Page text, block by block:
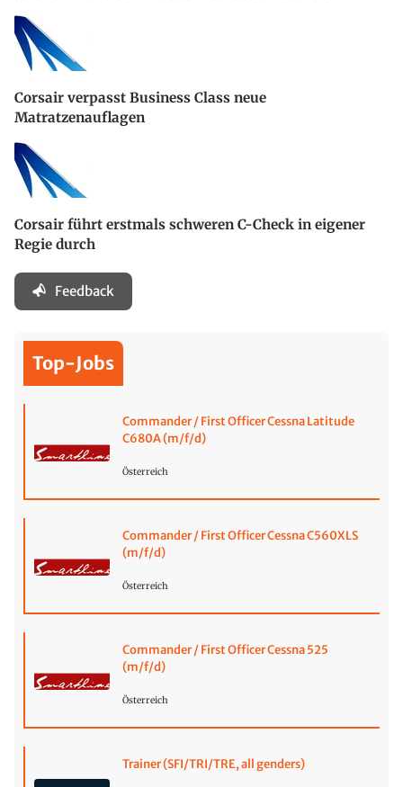
Corsair verpasst Business Class neue
Matratzenauflagen
Corsair führt erstmals schweren C-Check in eigener
Regie durch
Feedback
Top-Jobs
Commander / First Officer Cessna Latitude
C680A (m/f/d)
Österreich
Commander / First Officer Cessna C560XLS
(m/f/d)
Österreich
Commander / First Officer Cessna 525
(m/f/d)
Österreich
Trainer (SFI/TRI/TRE, all genders)